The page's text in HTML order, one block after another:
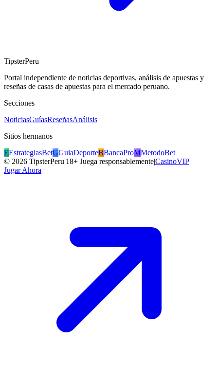
TipsterPeru
Portal independiente de noticias deportivas, análisis de apuestas y
reseñas de casas de apuestas para el mercado peruano.
Secciones
NoticiasGuíasReseñasAnálisis
Sitios hermanos
EEstrategiasBetGGuiaDeporteBBancaProMMetodoBet
© 2026 TipsterPeru|18+ Juega responsablemente|CasinoVIP
Jugar Ahora